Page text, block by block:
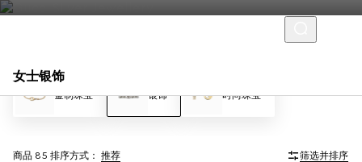
女士银饰
金制珠宝 银饰 时尚珠宝
商品 85 排序方式： 推荐 筛选并排序